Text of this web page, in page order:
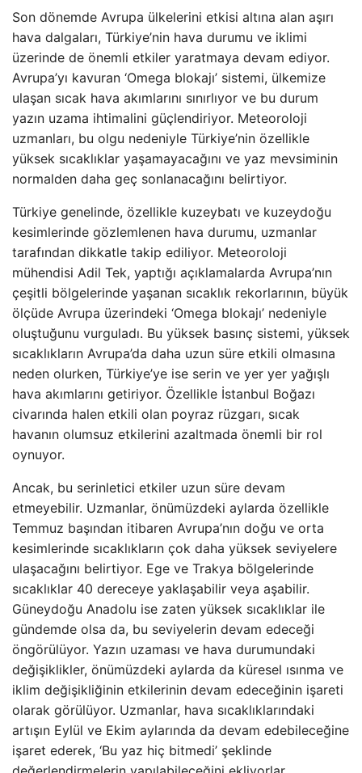
Son dönemde Avrupa ülkelerini etkisi altına alan aşırı
hava dalgaları, Türkiye’nin hava durumu ve iklimi
üzerinde de önemli etkiler yaratmaya devam ediyor.
Avrupa’yı kavuran ‘Omega blokajı’ sistemi, ülkemize
ulaşan sıcak hava akımlarını sınırlıyor ve bu durum
yazın uzama ihtimalini güçlendiriyor. Meteoroloji
uzmanları, bu olgu nedeniyle Türkiye’nin özellikle
yüksek sıcaklıklar yaşamayacağını ve yaz mevsiminin
normalden daha geç sonlanacağını belirtiyor.
Türkiye genelinde, özellikle kuzeybatı ve kuzeydoğu
kesimlerinde gözlemlenen hava durumu, uzmanlar
tarafından dikkatle takip ediliyor. Meteoroloji
mühendisi Adil Tek, yaptığı açıklamalarda Avrupa’nın
çeşitli bölgelerinde yaşanan sıcaklık rekorlarının, büyük
ölçüde Avrupa üzerindeki ‘Omega blokajı’ nedeniyle
oluştuğunu vurguladı. Bu yüksek basınç sistemi, yüksek
sıcaklıkların Avrupa’da daha uzun süre etkili olmasına
neden olurken, Türkiye’ye ise serin ve yer yer yağışlı
hava akımlarını getiriyor. Özellikle İstanbul Boğazı
civarında halen etkili olan poyraz rüzgarı, sıcak
havanın olumsuz etkilerini azaltmada önemli bir rol
oynuyor.
Ancak, bu serinletici etkiler uzun süre devam
etmeyebilir. Uzmanlar, önümüzdeki aylarda özellikle
Temmuz başından itibaren Avrupa’nın doğu ve orta
kesimlerinde sıcaklıkların çok daha yüksek seviyelere
ulaşacağını belirtiyor. Ege ve Trakya bölgelerinde
sıcaklıklar 40 dereceye yaklaşabilir veya aşabilir.
Güneydoğu Anadolu ise zaten yüksek sıcaklıklar ile
gündemde olsa da, bu seviyelerin devam edeceği
öngörülüyor. Yazın uzaması ve hava durumundaki
değişiklikler, önümüzdeki aylarda da küresel ısınma ve
iklim değişikliğinin etkilerinin devam edeceğinin işareti
olarak görülüyor. Uzmanlar, hava sıcaklıklarındaki
artışın Eylül ve Ekim aylarında da devam edebileceğine
işaret ederek, ‘Bu yaz hiç bitmedi’ şeklinde